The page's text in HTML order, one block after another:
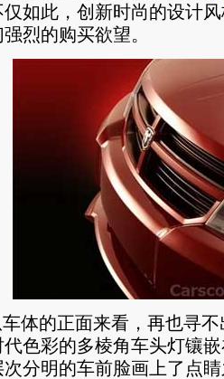
如此，创新时尚的设计
烈的购买欲望。
的正面来看，再也寻不
代色彩的多棱角车头灯镶
分明的车前脸画上了点